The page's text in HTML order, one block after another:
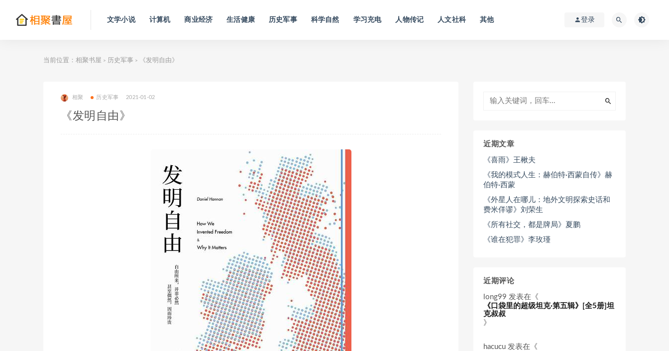
文学小说 计算机 商业经济 生活健康 历史军事 科学自然 学习充电 人物传记 人文社科 其他 登录
当前位置： 相聚书屋 > 历史军事 > 《发明自由》
相聚 历史军事 2021-01-02
《发明自由》
近期文章
《喜雨》王楸夫
《我的模式人生：赫伯特·西蒙自传》赫
伯特·西蒙
《外星人在哪儿：地外文明探索史话和
费米佯谬》刘荣生
《所有社交，都是牌局》夏鹏
《谁在犯罪》李玫瑾
近期评论
long99 发表在《
《口袋里的超级坦克·第五辑》[全5册]坦
克叔叔
》
hacucu 发表在《